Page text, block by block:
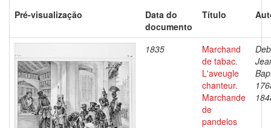
Pré-visualização
Data do
documento
Título
1835
Marchand
de tabac.
L'aveugle
chanteur.
Marchande
de
pandelos